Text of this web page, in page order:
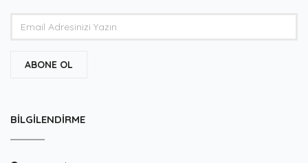
ABONE OL
BILGILENDIRME